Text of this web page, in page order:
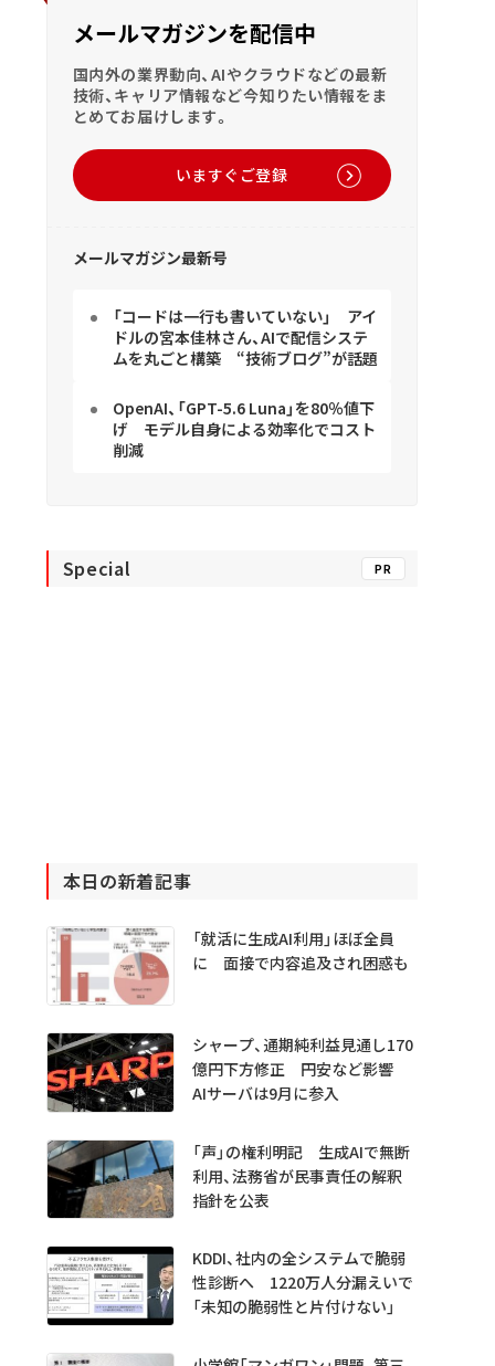
メールマガジンを配信中
国内外の業界動向、AIやクラウドなどの最新
技術、キャリア情報など今知りたい情報をま
とめてお届けします。
いますぐご登録
メールマガジン最新号
「コードは一行も書いていない」 アイ
ドルの宮本佳林さん、AIで配信システ
ムを丸ごと構築 “技術ブログ”が話題
OpenAI、「GPT-5.6 Luna」を80％値下
げ モデル自身による効率化でコスト
削減
Special PR
本日の新着記事
「就活に生成AI利用」ほぼ全員
に 面接で内容追及され困惑も
シャープ、通期純利益見通し170
億円下方修正 円安など影響
AIサーバは9月に参入
「声」の権利明記 生成AIで無断
利用、法務省が民事責任の解釈
指針を公表
KDDI、社内の全システムで脆弱
性診断へ 1220万人分漏えいで
「未知の脆弱性と片付けない」